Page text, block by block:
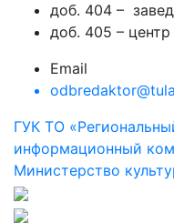
доб. 404 –
доб. 405 –
Email
ГУК ТО
информационный
Министерство